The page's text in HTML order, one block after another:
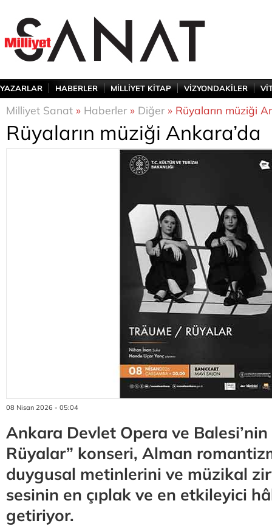
YAZARLAR HABERLER MİLLİYET KİTAP VİZYONDAKİLER
Milliyet Sanat » Haberler» Diğer» Rüyaların müziği
Rüyaların müziği Ankara’da
08 Nisan 2026 - 05:04
Ankara Devlet Opera ve Balesi’nin
Rüyalar” konseri, Alman
duygusal metinlerini ve müzikal
sesinin en çıplak ve en etkileyici
getiriyor.